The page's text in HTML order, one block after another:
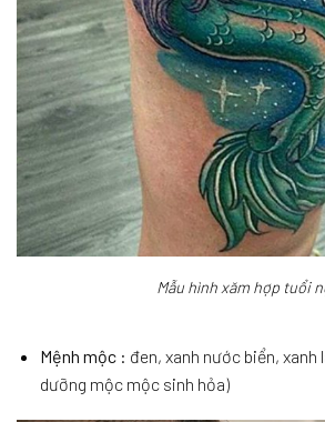
Mẫu hình xăm hợp tuổi
Mệnh mộc: đen, xanh nước biển, xanh
dưỡng mộc mộc sinh hỏa)​​​​​​​​​​​​​​